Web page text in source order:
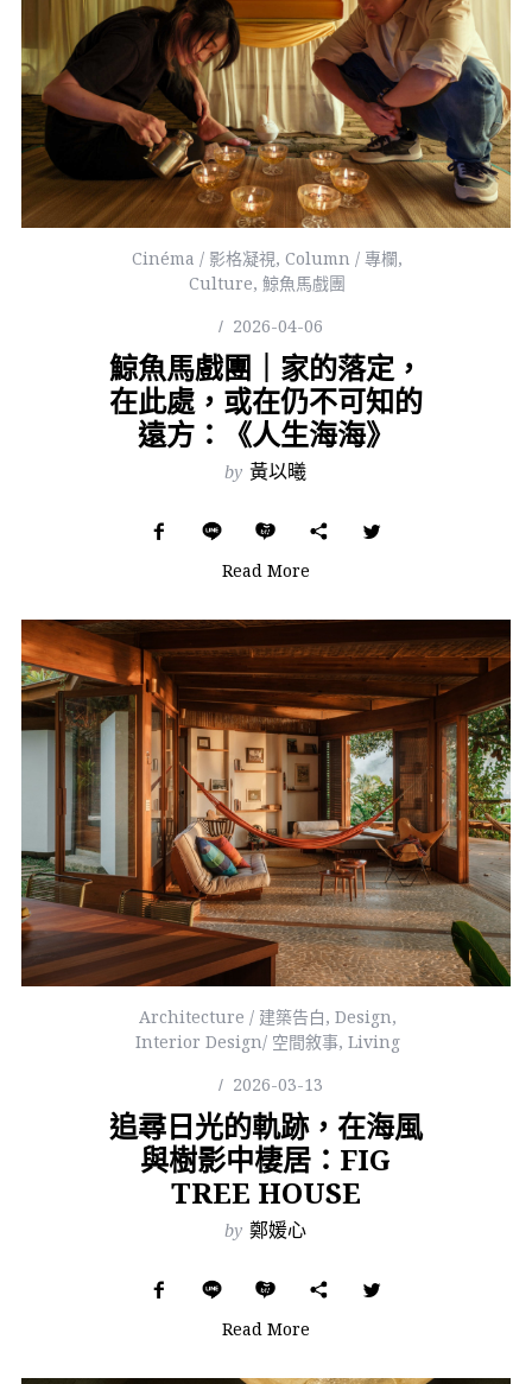
Cinéma / 影格凝視,Column / 專欄,
Culture,鯨魚馬戲團
2026-04-06
鯨魚馬戲團｜家的落定，
在此處，或在仍不可知的
遠方：《人生海海》
by 黃以曦
Read More
Architecture / 建築告白, Design,
Interior Design/ 空間敘事, Living
2026-03-13
追尋日光的軌跡，在海風
與樹影中棲居：FIG
TREE HOUSE
by 鄭媛心
Read More